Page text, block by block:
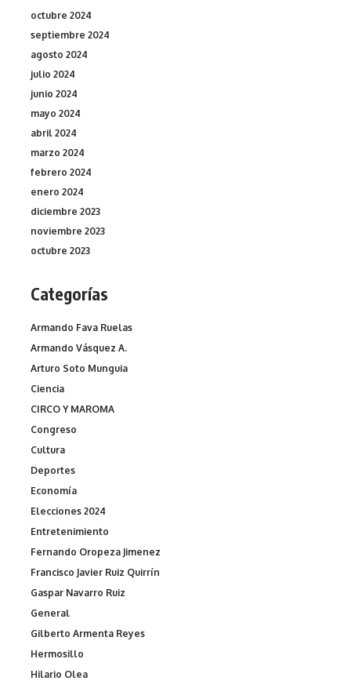
octubre 2024
septiembre 2024
agosto 2024
julio 2024
junio 2024
mayo 2024
abril 2024
marzo 2024
febrero 2024
enero 2024
diciembre 2023
noviembre 2023
octubre 2023
Categorías
Armando Fava Ruelas
Armando Vásquez A.
Arturo Soto Munguia
Ciencia
CIRCO Y MAROMA
Congreso
Cultura
Deportes
Economía
Elecciones 2024
Entretenimiento
Fernando Oropeza Jimenez
Francisco Javier Ruiz Quirrín
Gaspar Navarro Ruiz
General
Gilberto Armenta Reyes
Hermosillo
Hilario Olea